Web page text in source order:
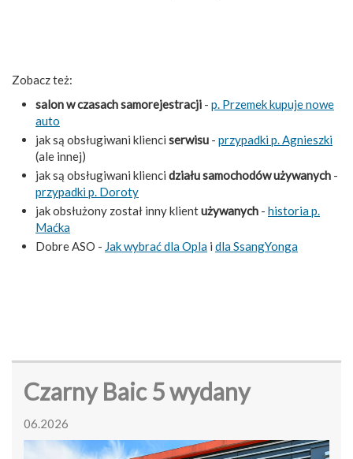
Zobacz też:
salon w czasach samorejestracji - p. Przemek kupuje nowe
auto
jak są obsługiwani klienci serwisu - przypadki p. Agnieszki
(ale innej)
jak są obsługiwani klienci działu samochodów używanych -
przypadki p. Doroty
jak obsłużony został inny klientużywanych - historia p.
Maćka
Dobre ASO - Jak wybrać dla Opla i dla SsangYonga
Czarny Baic 5 wydany
06.2026